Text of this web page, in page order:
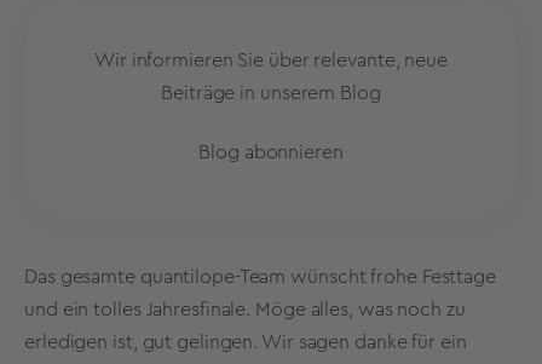
Wir informieren Sie über relevante, neue
Beiträge in unserem Blog
Blog abonnieren
Das gesamte quantilope-Team wünscht frohe Festtage
und ein tolles Jahresfinale. Möge alles, was noch zu
erledigen ist, gut gelingen. Wir sagen danke für ein